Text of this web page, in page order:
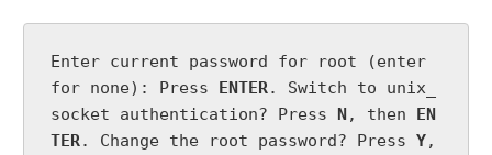
Enter current password for root (enter
for none): Press ENTER. Switch to unix_
socket authentication? Press N, then EN
TER. Change the root password? Press Y,